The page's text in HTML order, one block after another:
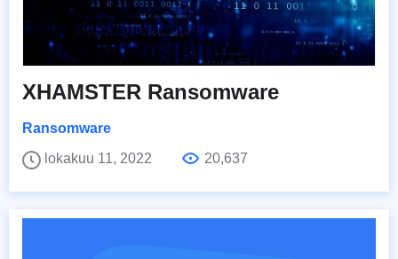
XHAMSTER Ransomware
Ransomware
lokakuu 11, 2022
20,637